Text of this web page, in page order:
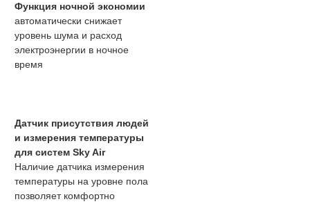
Функция ночной экономии
автоматически снижает
уровень шума и расход
электроэнергии в ночное
время
Датчик присутствия людей
и измерения температуры
для систем Sky Air
Наличие датчика измерения
температуры на уровне пола
позволяет комфортно